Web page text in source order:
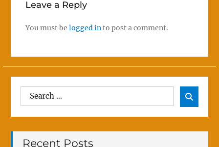
Leave a Reply
You must be logged into post a comment.
Search
for:

Recent Posts